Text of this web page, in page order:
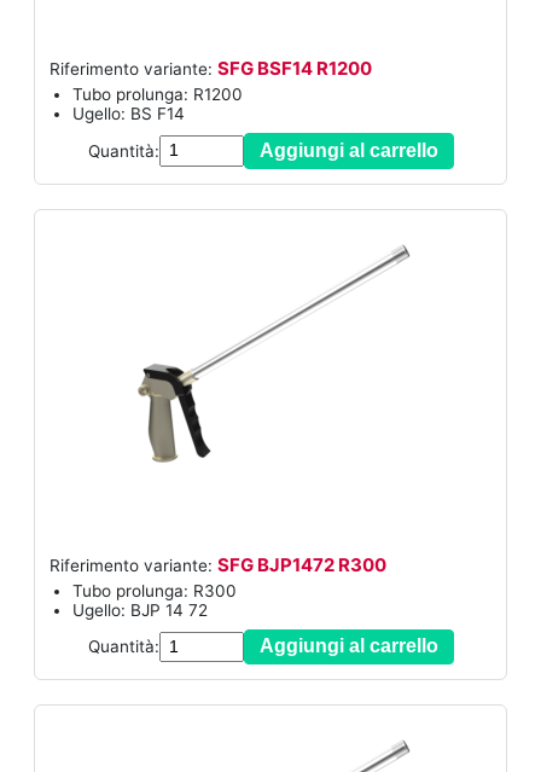
Riferimento variante: SFG BSF14 R1200
Tubo prolunga: R1200
Ugello: BS F14
Quantità:
Aggiungi al carrello
Riferimento variante: SFG BJP1472 R300
Tubo prolunga: R300
Ugello: BJP 14 72
Quantità:
Aggiungi al carrello